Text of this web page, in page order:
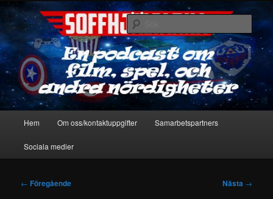
Hoppa
primärt
innehållSoffhjältarna
En podcast om film, spel & andra nördigheter
Sök
Hem Om oss/kontaktuppgifter Samarbetspartners
Sociala medier
Inläggsnavigering
← Föregående Nästa →